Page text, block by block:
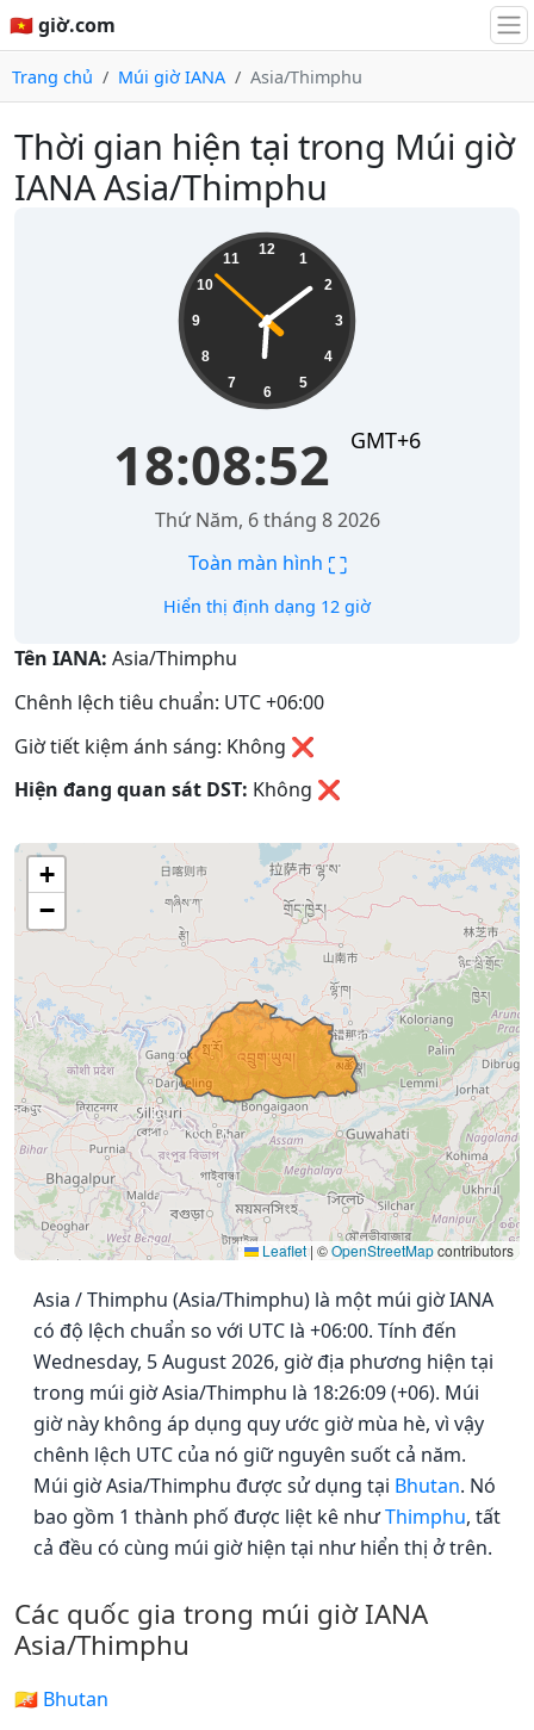
🇻🇳 giờ.com
Trang chủ Múi giờ IANA Asia/Thimphu
Thời gian hiện tại trong Múi giờ
IANA Asia/Thimphu
12
1
2
3
4
5
6
7
8
9
10
11
18:08:52 GMT+6
Thứ Năm, 6 tháng 8 2026
Toàn màn hình ⛶
Hiển thị định dạng 12 giờ
Tên IANA: Asia/Thimphu
Chênh lệch tiêu chuẩn: UTC +06:00
Giờ tiết kiệm ánh sáng: Không ❌
Hiện đang quan sát DST: Không ❌
+
−
Leaflet | ©OpenStreetMapcontributors
Asia / Thimphu (Asia/Thimphu) là một múi giờ IANA
có độ lệch chuẩn so với UTC là +06:00. Tính đến
Wednesday, 5 August 2026, giờ địa phương hiện tại
trong múi giờ Asia/Thimphu là 18:26:09 (+06). Múi
giờ này không áp dụng quy ước giờ mùa hè, vì vậy
chênh lệch UTC của nó giữ nguyên suốt cả năm.
Múi giờ Asia/Thimphu được sử dụng tại Bhutan. Nó
bao gồm 1 thành phố được liệt kê nhưThimphu, tất
cả đều có cùng múi giờ hiện tại như hiển thị ở trên.
Các quốc gia trong múi giờ IANA
Asia/Thimphu
🇧🇹 Bhutan